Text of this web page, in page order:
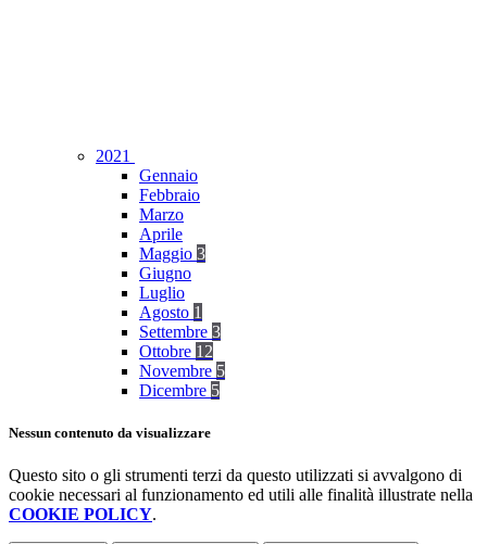
2021
Gennaio
Febbraio
Marzo
Aprile
Maggio 3
Giugno
Luglio
Agosto 1
Settembre 3
Ottobre 12
Novembre 5
Dicembre 5
Nessun contenuto da visualizzare
Questo sito o gli strumenti terzi da questo utilizzati si avvalgono di
cookie necessari al funzionamento ed utili alle finalità illustrate nella
COOKIE POLICY.